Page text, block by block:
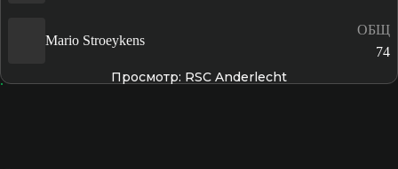
Mario Stroeykens
ОБЩ
74
Просмотр: RSC Anderlecht